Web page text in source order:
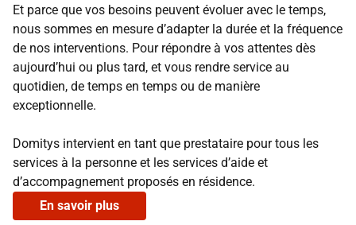
Et parce que vos besoins peuvent évoluer avec le temps,
nous sommes en mesure d’adapter la durée et la fréquence
de nos interventions. Pour répondre à vos attentes dès
aujourd’hui ou plus tard, et vous rendre service au
quotidien, de temps en temps ou de manière
exceptionnelle.
Domitys intervient en tant que prestataire pour tous les
services à la personne et les services d’aide et
d’accompagnement proposés en résidence.
En savoir plus